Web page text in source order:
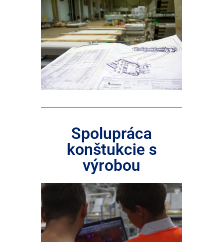
Spolupráca
konštukcie s
výrobou